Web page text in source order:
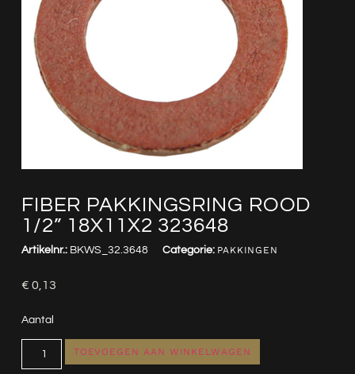
FIBER PAKKINGSRING ROOD
1/2” 18X11X2 323648
Artikelnr.: BKWS_32.3648 Categorie: PAKKINGEN
€ 0,13
Aantal
TOEVOEGEN AAN WINKELWAGEN